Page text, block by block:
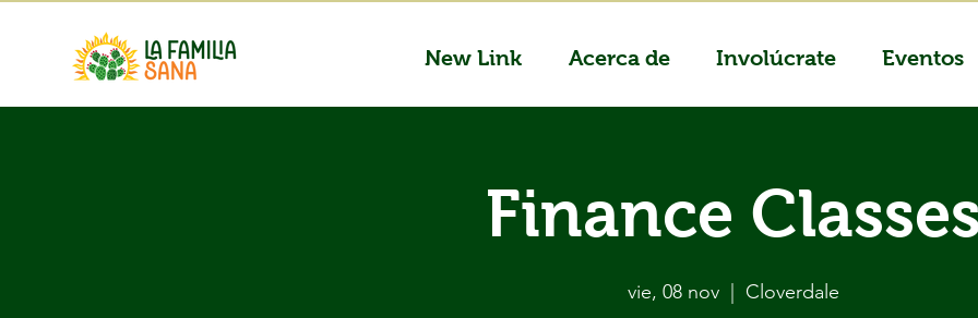
New Link Acerca de Involúcrate Eventos
Finance Classes
vie, 08 nov Cloverdale